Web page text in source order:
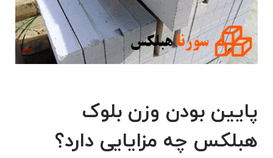
پایین بودن وزن بلوک
هبلکس چه مزایایی دارد؟